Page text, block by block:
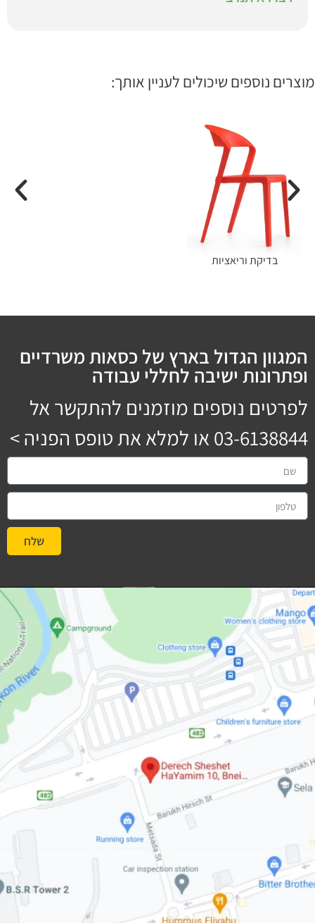
מוצרים נוספים שיכולים לעניין אותך:
בדיקת וריאציות
המגוון הגדול בארץ של כסאות משרדיים
ופתרונות ישיבה לחללי עבודה
לפרטים נוספים מוזמנים להתקשר אל
03-6138844 או למלא את טופס הפניה >
שלח